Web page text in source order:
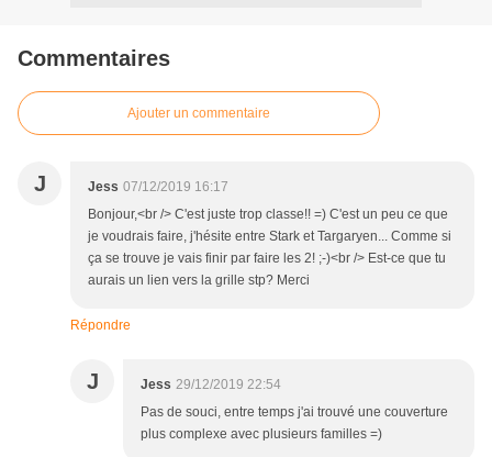
Commentaires
Ajouter un commentaire
J Jess 07/12/2019 16:17
Bonjour,<br /> C'est juste trop classe!! =) C'est un peu ce que
je voudrais faire, j'hésite entre Stark et Targaryen... Comme si
ça se trouve je vais finir par faire les 2! ;-)<br /> Est-ce que tu
aurais un lien vers la grille stp? Merci
Répondre
J Jess 29/12/2019 22:54
Pas de souci, entre temps j'ai trouvé une couverture
plus complexe avec plusieurs familles =)